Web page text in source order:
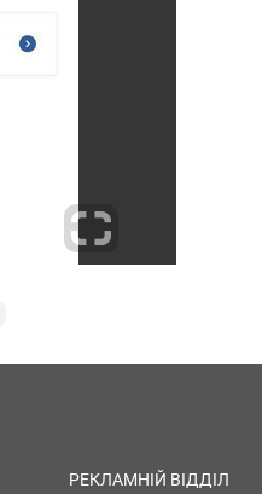
РЕКЛАМНІЙ ВІДДІЛ